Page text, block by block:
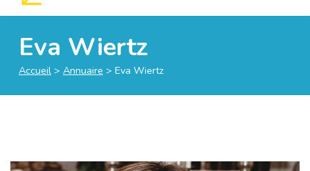
Eva Wiertz
Accueil > Annuaire > Eva Wiertz